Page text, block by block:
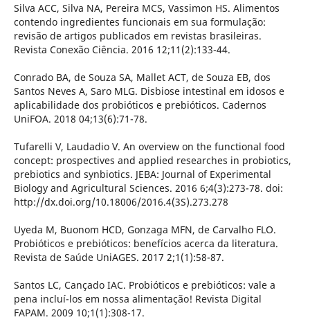
Silva ACC, Silva NA, Pereira MCS, Vassimon HS. Alimentos
contendo ingredientes funcionais em sua formulação:
revisão de artigos publicados em revistas brasileiras.
Revista Conexão Ciência. 2016 12;11(2):133-44.
Conrado BA, de Souza SA, Mallet ACT, de Souza EB, dos
Santos Neves A, Saro MLG. Disbiose intestinal em idosos e
aplicabilidade dos probióticos e prebióticos. Cadernos
UniFOA. 2018 04;13(6):71-78.
Tufarelli V, Laudadio V. An overview on the functional food
concept: prospectives and applied researches in probiotics,
prebiotics and synbiotics. JEBA: Journal of Experimental
Biology and Agricultural Sciences. 2016 6;4(3):273-78. doi:
http://dx.doi.org/10.18006/2016.4(3S).273.278
Uyeda M, Buonom HCD, Gonzaga MFN, de Carvalho FLO.
Probióticos e prebióticos: benefícios acerca da literatura.
Revista de Saúde UniAGES. 2017 2;1(1):58-87.
Santos LC, Cançado IAC. Probióticos e prebióticos: vale a
pena incluí-los em nossa alimentação! Revista Digital
FAPAM. 2009 10;1(1):308-17.